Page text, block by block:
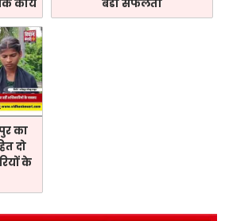
कार्य
बडी सफलता
का
दो
के